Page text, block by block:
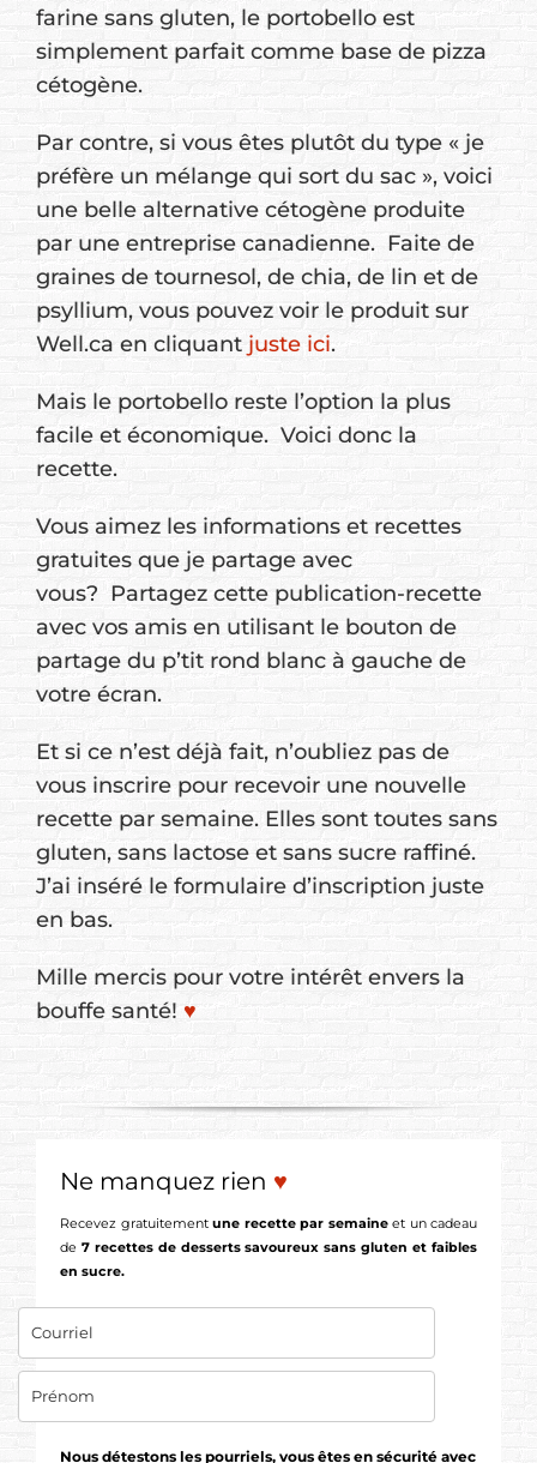
farine sans gluten, le portobello est
simplement parfait comme base de pizza
cétogène.
Par contre, si vous êtes plutôt du type « je
préfère un mélange qui sort du sac », voici
une belle alternative cétogène produite
par une entreprise canadienne. Faite de
graines de tournesol, de chia, de lin et de
psyllium, vous pouvez voir le produit sur
Well.ca en cliquant juste ici.
Mais le portobello reste l’option la plus
facile et économique. Voici donc la
recette.
Vous aimez les informations et recettes
gratuites que je partage avec
vous? Partagez cette publication-recette
avec vos amis en utilisant le bouton de
partage du p’tit rond blanc à gauche de
votre écran.
Et si ce n’est déjà fait, n’oubliez pas de
vous inscrire pour recevoir une nouvelle
recette par semaine. Elles sont toutes sans
gluten, sans lactose et sans sucre raffiné.
J’ai inséré le formulaire d’inscription juste
en bas.
Mille mercis pour votre intérêt envers la
bouffe santé! ♥
Ne manquez rien ♥
Recevez gratuitement une recette par semaineet un cadeau
de 7 recettes de desserts savoureux sans gluten et faibles
en sucre.
Nous détestons les pourriels, vous êtes en sécurité avec